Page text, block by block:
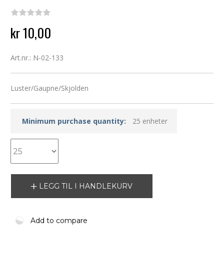
kr 10,00
Art.nr.: N-02-133
Luster/Gaupne/Skjolden
Minimum purchase quantity: 25 enheter
LEGG TIL I HANDLEKURV
Add to compare